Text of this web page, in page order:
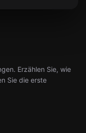
Erzählen Sie, wie
Sie die erste